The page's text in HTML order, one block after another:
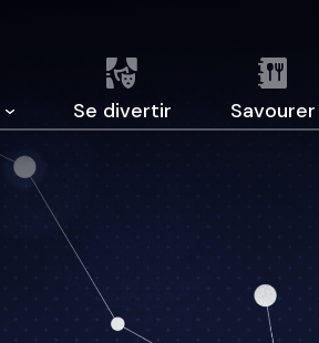
Se divertir Savourer